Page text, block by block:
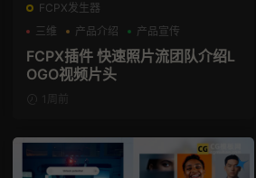
FCPX发生器
三维
产品介绍 产品宣传
FCPX插件 快速照片流团队介绍L
OGO视频片头
1周前